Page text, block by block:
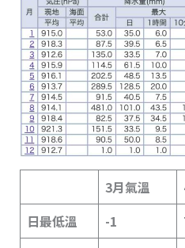
3月氣溫
日最低溫
-1